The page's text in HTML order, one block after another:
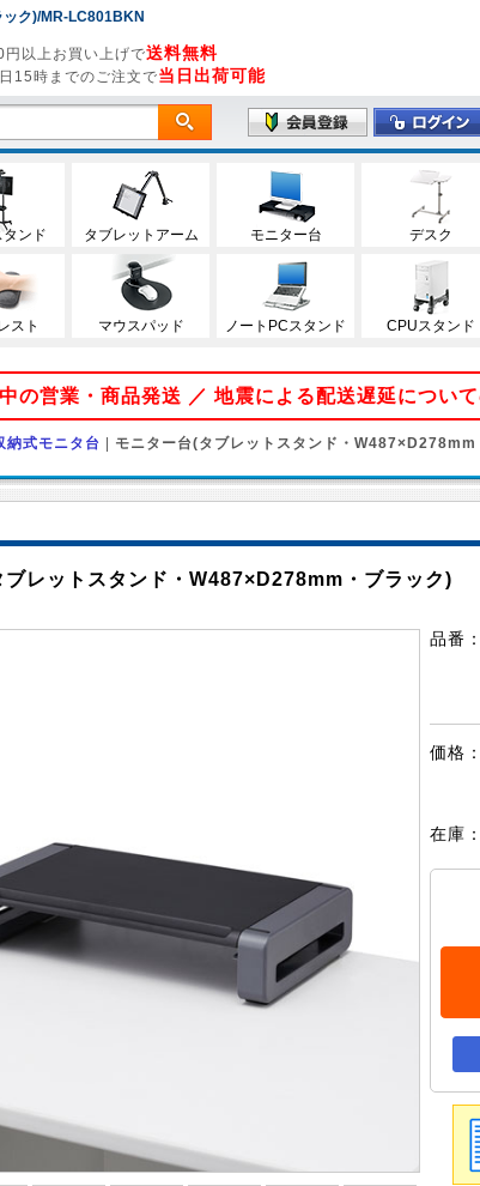
ク)/MR-LC801BKN
以上お買い上げで送料無料
15時までのご注文で当日出荷可能
ンド タブレットアーム モニター台 デスク
スト マウスパッド ノートPCスタンド CPUスタンド
の営業・商品発送 ／ 地震による配送遅延につい
納式モニタ台 | モニター台(タブレットスタンド・W487×D278mm
ブレットスタンド・W487×D278mm・ブラック)
品番
価格
在庫